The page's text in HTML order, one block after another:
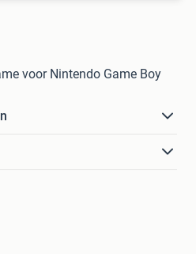
voor Nintendo Game Boy